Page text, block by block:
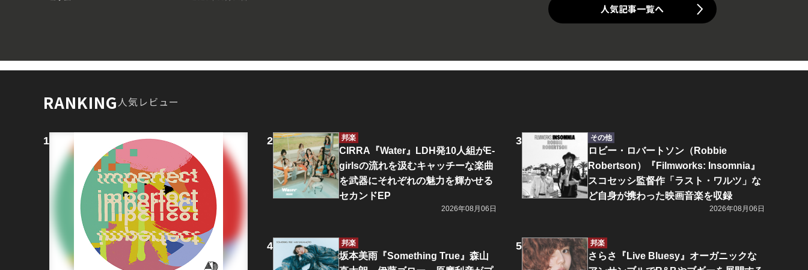
人気記事一覧へ
RANKING人気レビュー
邦楽
CIRRA『Water』LDH発10人組がE-
girlsの流れを汲むキャッチーな楽曲
を武器にそれぞれの魅力を輝かせる
セカンドEP
2026年08月06日
その他
ロビー・ロバートソン（Robbie
Robertson）『Filmworks: Insomnia』
スコセッシ監督作「ラスト・ワルツ」な
ど自身が携わった映画音楽を収録
2026年08月06日
邦楽
坂本美雨『Something True』森山
邦楽
さらさ『Live Bluesy』オーガニックな